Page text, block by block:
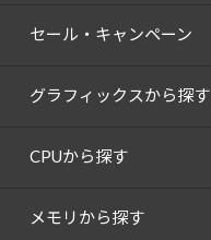
セール・キャンペーン
グラフィックスから探す
CPUから探す
メモリから探す